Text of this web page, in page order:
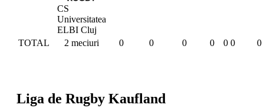
CS
Universitatea
ELBI Cluj
TOTAL 2 meciuri 0 0 0 0 0 0 0
Liga de Rugby Kaufland